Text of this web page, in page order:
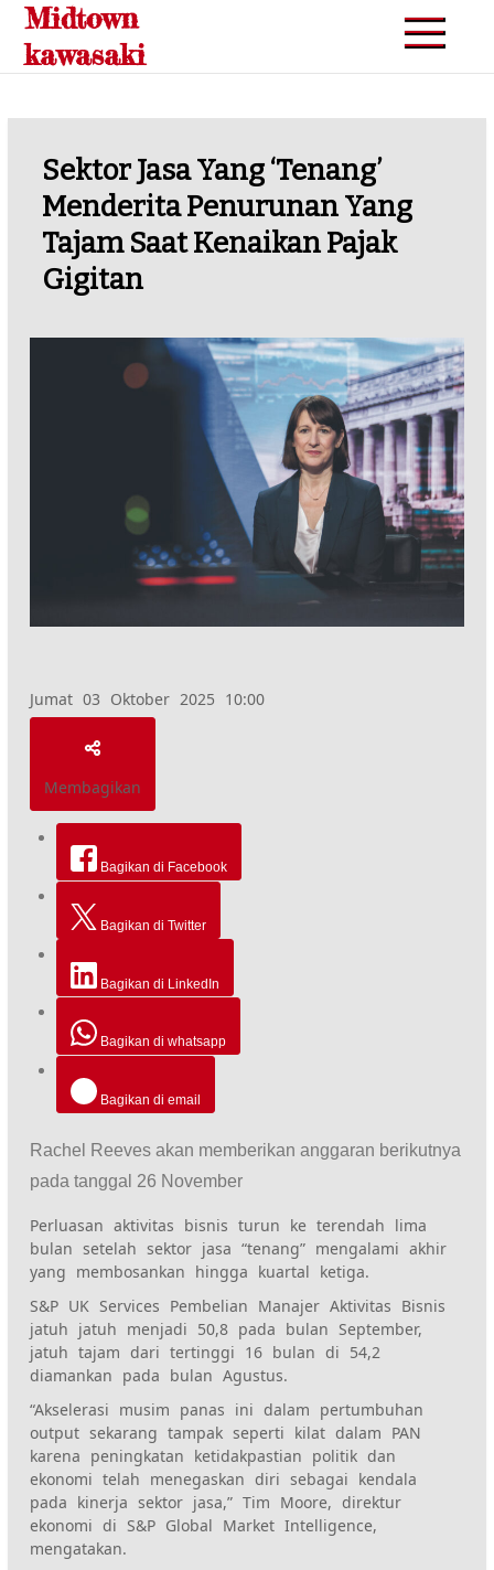
Skip
content
Midtown
kawasaki
Sektor Jasa Yang ‘tenang’
Menderita Penurunan Yang
Tajam Saat Kenaikan Pajak
Gigitan
Jumat 03 Oktober 2025 10:00
Membagikan
Bagikan di Facebook
Bagikan di Twitter
Bagikan di LinkedIn
Bagikan di whatsapp
Bagikan di email
Rachel Reeves akan memberikan anggaran berikutnya
pada tanggal 26 November
Perluasan aktivitas bisnis turun ke terendah lima
bulan setelah sektor jasa “tenang” mengalami akhir
yang membosankan hingga kuartal ketiga.
S&P UK Services Pembelian Manajer Aktivitas Bisnis
jatuh jatuh menjadi 50,8 pada bulan September,
jatuh tajam dari tertinggi 16 bulan di 54,2
diamankan pada bulan Agustus.
“Akselerasi musim panas ini dalam pertumbuhan
output sekarang tampak seperti kilat dalam PAN
karena peningkatan ketidakpastian politik dan
ekonomi telah menegaskan diri sebagai kendala
pada kinerja sektor jasa,” Tim Moore, direktur
ekonomi di S&P Global Market Intelligence,
mengatakan.